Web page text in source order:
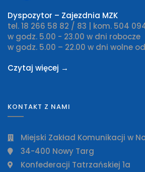
Dyspozytor – Zajezdnia MZK
tel. 18 266 58 82 / 83 | kom. 504
w godz. 5.00 - 23.00 w dni robocze
w godz. 5.00 – 22.00 w dni wolne
Czytaj więcej →
KONTAKT Z NAMI
Miejski Zakład Komunikacji w
34-400 Nowy Targ
Konfederacji Tatrzańskiej 1a